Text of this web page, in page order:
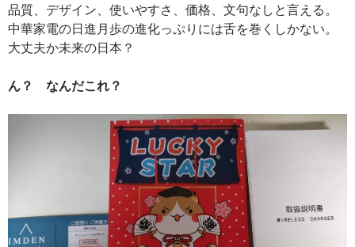
品質、デザイン、使いやすさ、価格、文句なしと言える。
中華家電の日進月歩の進化っぷりには舌を巻くしかない。
大丈夫か未来の日本？
ん？ なんだこれ？